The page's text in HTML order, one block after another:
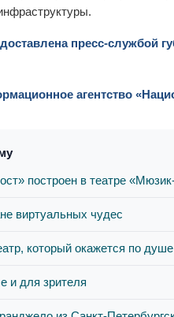
пресс-службой
агентство
построен в театре
виртуальных чудес
который окажется по душе
и для зрителя